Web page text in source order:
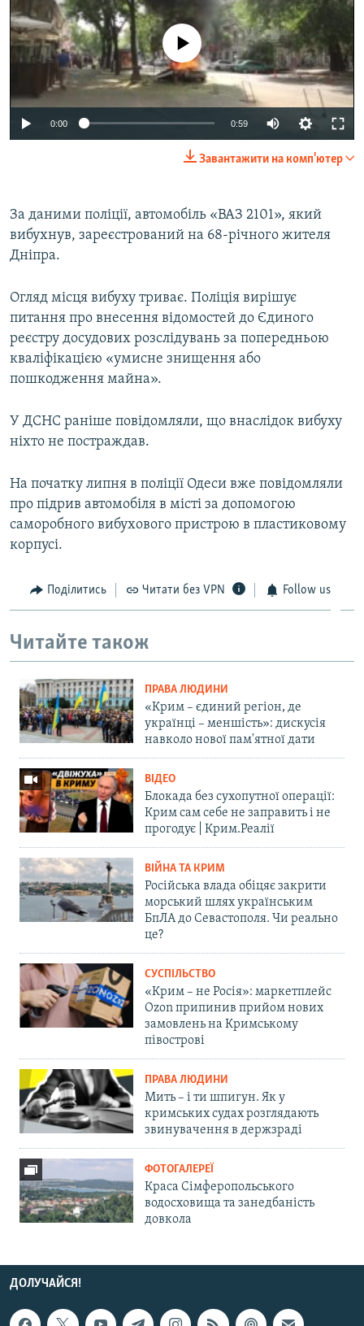
No media source currently available
0:00 0:59
Завантажити на комп'ютер
За даними поліції, автомобіль «ВАЗ 2101», який
вибухнув, зареєстрований на 68-річного жителя
Дніпра.
Огляд місця вибуху триває. Поліція вирішує
питання про внесення відомостей до Єдиного
реєстру досудових розслідувань за попередньою
кваліфікацією «умисне знищення або
пошкодження майна».
У ДСНС раніше повідомляли, що внаслідок вибуху
ніхто не постраждав.
На початку липня в поліції Одеси вже повідомляли
про підрив автомобіля в місті за допомогою
саморобного вибухового пристрою в пластиковому
корпусі.
Поділитись Читати без VPN Follow us
Читайте також
ПРАВА ЛЮДИНИ
«Крим – єдиний регіон, де
українці – меншість»: дискусія
навколо нової пам'ятної дати
ВІДЕО
Блокада без сухопутної операції:
Крим сам себе не заправить і не
прогодує | Крим.Реалії
ВІЙНА ТА КРИМ
Російська влада обіцяє закрити
морський шлях українським
БпЛА до Севастополя. Чи реально
це?
СУСПІЛЬСТВО
«Крим – не Росія»: маркетплейс
Ozon припинив прийом нових
замовлень на Кримському
півострові
ПРАВА ЛЮДИНИ
Мить – і ти шпигун. Як у
кримських судах розглядають
звинувачення в держзраді
ФОТОГАЛЕРЕЇ
Краса Сімферопольського
водосховища та занедбаність
довкола
ДОЛУЧАЙСЯ!